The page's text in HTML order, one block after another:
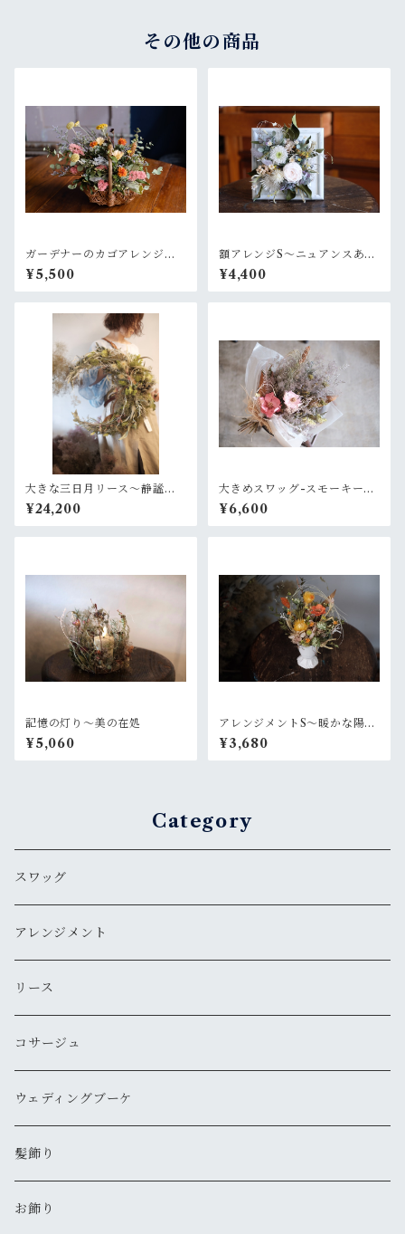
その他の商品
ガーデナーのカゴアレンジM~
オレンジ黄色【オーダー後制
作】
¥5,500
額アレンジS〜ニュアンスある
白グリーン
¥4,400
大きな三日月リース〜静謐な
月
¥24,200
大きめスワッグ-スモーキーピ
ンク
¥6,600
記憶の灯り〜美の在処
¥5,060
アレンジメントS〜暖かな陽射
し
¥3,680
Category
スワッグ
アレンジメント
リース
コサージュ
ウェディングブーケ
髪飾り
お飾り